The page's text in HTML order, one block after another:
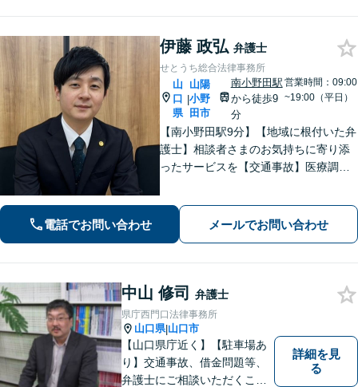
伊藤 政弘 弁護士
せとうち総合法律事務所
山
口
県
|
山陽
小野
田市
南小野田駅
から徒歩9
分
営業時間：09:00
~19:00（平日）
【南小野田駅9分】【地域に根付いた弁
護士】相談者さまのお気持ちに寄り添
ったサービスを【交通事故】医療調査
実調査と判例をリサーチし、不公平感
のない相続を実現【WEB面談】
電話でお問い合わせ メールでお問い合わせ
中山 修司 弁護士
県庁西門口法律事務所
山口県|山口市
【山口県庁近く】【駐車場あ
り】交通事故、借金問題等、
弁護士にご相談いただくこと
詳細を見
る